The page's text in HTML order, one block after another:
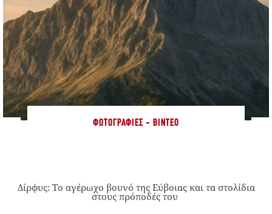
ΦΩΤΟΓΡΑΦΊΕΣ - ΒΊΝΤΕΟ
Δίρφυς: Το αγέρωχο βουνό της Εύβοιας και τα στολίδια
στους πρόποδές του